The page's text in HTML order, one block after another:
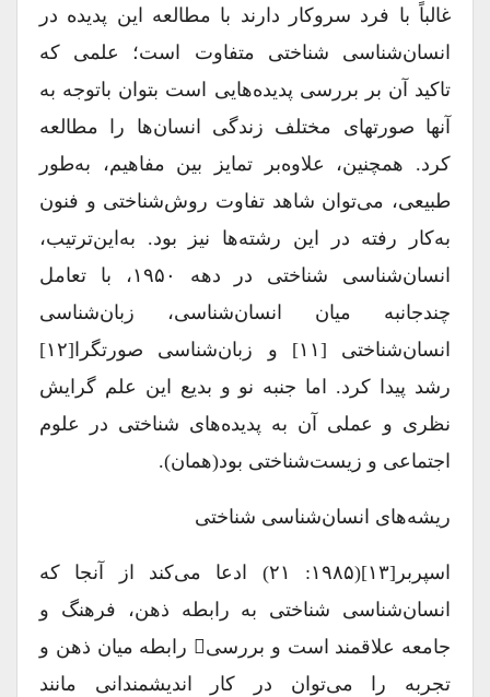
غالباً با فرد سروکار دارند با مطالعه این پدیده در
انسان‌شناسی شناختی متفاوت است؛ علمی که
تاکید آن بر بررسی پدیده‌هایی است بتوان باتوجه به
آنها صورت‎های مختلف زندگی انسان‌ها را مطالعه
کرد. همچنین، علاوه‌‌بر تمایز بین مفاهیم، به‌طور
طبیعی، می‌توان شاهد تفاوت روش‌شناختی و فنون
به‌کار رفته در این رشته‌ها نیز بود. به‌این‌ترتیب،
انسان‌شناسی شناختی در دهه ۱۹۵۰، با تعامل
چندجانبه میان انسان‌شناسی، زبان‌شناسی
انسان‌شناختی [۱۱] و زبان‌شناسی صورتگرا[۱۲]
رشد پیدا کرد. اما جنبه نو و بدیع این علم گرایش
نظری و عملی آن به پدیده‌های شناختی در علوم
اجتماعی و زیست‌شناختی بود(همان).
ریشه‌های انسان‌شناسی شناختی
اسپربر[۱۳](۱۹۸۵: ۲۱) ادعا می‌کند از آنجا که
انسان‌شناسی شناختی به رابطه ذهن، فرهنگ و
جامعه علاقمند است و بررسی‎ِ رابطه میان ذهن و
تجربه را می‌توان در کار اندیشمندانی مانند